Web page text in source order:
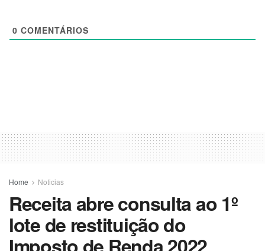
0 COMENTÁRIOS
Home Noticias
Receita abre consulta ao 1º
lote de restituição do